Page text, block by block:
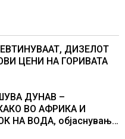
ДИЗЕЛОТ
ЦЕНИ НА ГОРИВАТА
ДУНАВ –
ВО АФРИКА И
НА ВОДА, објаснување